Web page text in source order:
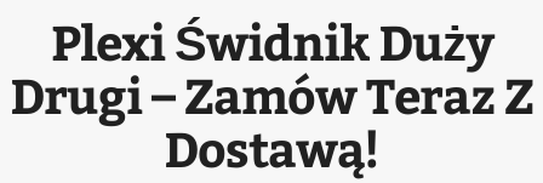
Plexi Świdnik Duży
Drugi – Zamów Teraz Z
Dostawą!